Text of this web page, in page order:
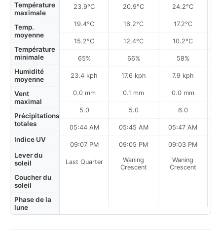
Température
maximale
Temp.
moyenne
Température
minimale
Humidité
moyenne
Vent
maximal
Précipitations
totales
Indice UV
Lever du
soleil
Coucher du
soleil
Phase de la
lune
23.9°C
19.4°C
15.2°C
65%
23.4 kph
0.0 mm
5.0
05:44 AM
09:07 PM
Last Quarter
20.9°C
16.2°C
12.4°C
66%
17.6 kph
0.1 mm
5.0
05:45 AM
09:05 PM
Waning
Crescent
24.2°C
17.2°C
10.2°C
58%
7.9 kph
0.0 mm
6.0
05:47 AM
09:03 PM
Waning
Crescent